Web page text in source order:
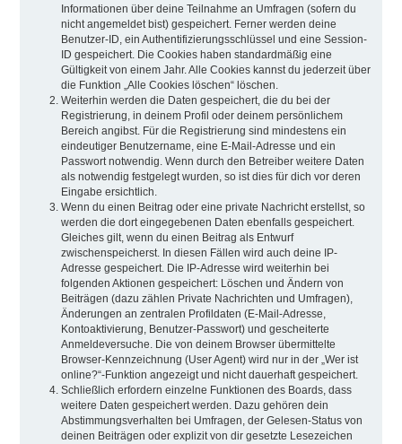
Informationen über deine Teilnahme an Umfragen (sofern du
nicht angemeldet bist) gespeichert. Ferner werden deine
Benutzer-ID, ein Authentifizierungsschlüssel und eine Session-
ID gespeichert. Die Cookies haben standardmäßig eine
Gültigkeit von einem Jahr. Alle Cookies kannst du jederzeit über
die Funktion „Alle Cookies löschen“ löschen.
Weiterhin werden die Daten gespeichert, die du bei der
Registrierung, in deinem Profil oder deinem persönlichem
Bereich angibst. Für die Registrierung sind mindestens ein
eindeutiger Benutzername, eine E-Mail-Adresse und ein
Passwort notwendig. Wenn durch den Betreiber weitere Daten
als notwendig festgelegt wurden, so ist dies für dich vor deren
Eingabe ersichtlich.
Wenn du einen Beitrag oder eine private Nachricht erstellst, so
werden die dort eingegebenen Daten ebenfalls gespeichert.
Gleiches gilt, wenn du einen Beitrag als Entwurf
zwischenspeicherst. In diesen Fällen wird auch deine IP-
Adresse gespeichert. Die IP-Adresse wird weiterhin bei
folgenden Aktionen gespeichert: Löschen und Ändern von
Beiträgen (dazu zählen Private Nachrichten und Umfragen),
Änderungen an zentralen Profildaten (E-Mail-Adresse,
Kontoaktivierung, Benutzer-Passwort) und gescheiterte
Anmeldeversuche. Die von deinem Browser übermittelte
Browser-Kennzeichnung (User Agent) wird nur in der „Wer ist
online?“-Funktion angezeigt und nicht dauerhaft gespeichert.
Schließlich erfordern einzelne Funktionen des Boards, dass
weitere Daten gespeichert werden. Dazu gehören dein
Abstimmungsverhalten bei Umfragen, der Gelesen-Status von
deinen Beiträgen oder explizit von dir gesetzte Lesezeichen